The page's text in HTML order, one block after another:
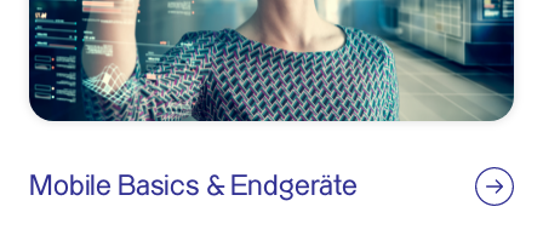
Mobile Basics & Endgeräte